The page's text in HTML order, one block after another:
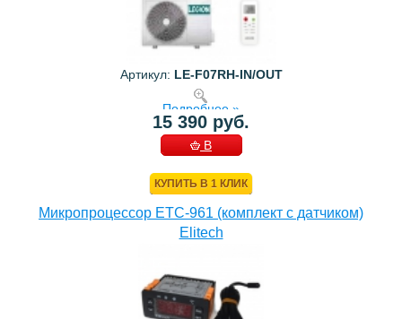
Артикул: LE-F07RH-IN/OUT
Подробнее »
15 390 руб.
В
КУПИТЬ В 1 КЛИК
Микропроцессор ETC-961 (комплект c датчиком)
Elitech